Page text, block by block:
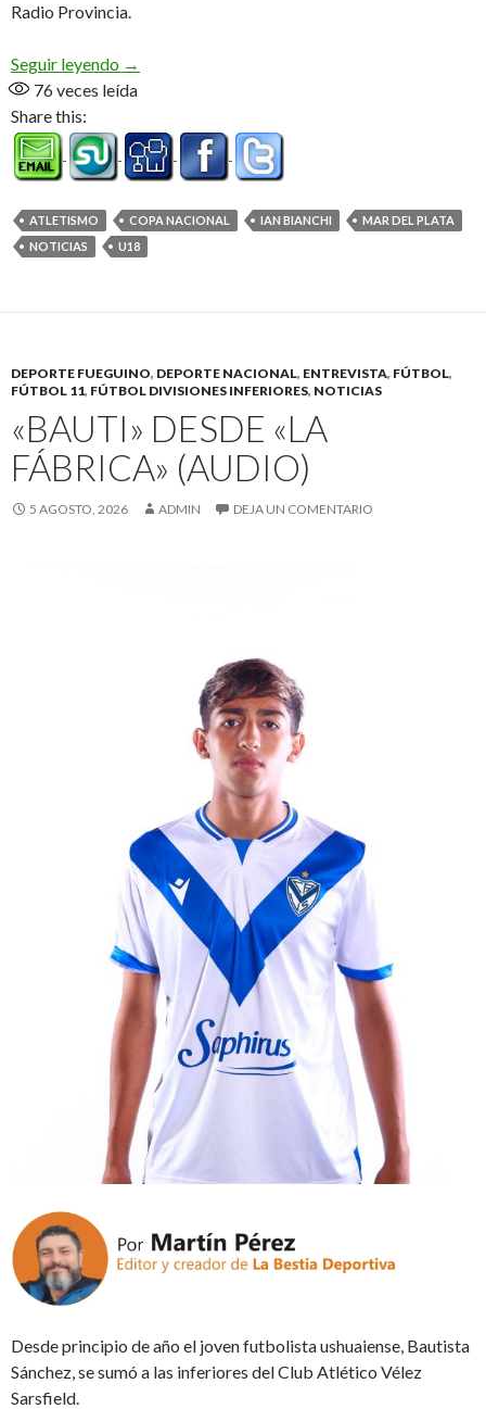
Radio Provincia.
Seguir leyendo «Los resultados me dejan bien posicionado en
→
76veces leída
Share this:
ATLETISMO COPA NACIONAL IAN BIANCHI
MAR DEL PLATA
NOTICIAS
U18
DEPORTE FUEGUINO, DEPORTE NACIONAL, ENTREVISTA, FÚTBOL,
FÚTBOL 11, FÚTBOL DIVISIONES INFERIORES, NOTICIAS
«BAUTI» DESDE «LA
FÁBRICA» (AUDIO)
5 AGOSTO, 2026 ADMIN DEJA UN COMENTARIO
Desde principio de año el joven futbolista ushuaiense, Bautista
Sánchez, se sumó a las inferiores del Club Atlético Vélez
Sarsfield.